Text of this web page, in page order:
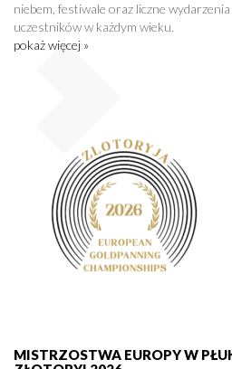
niebem, festiwale oraz liczne
uczestników w każdym wieku.
pokaż więcej »
MISTRZOSTWA EUROPY W